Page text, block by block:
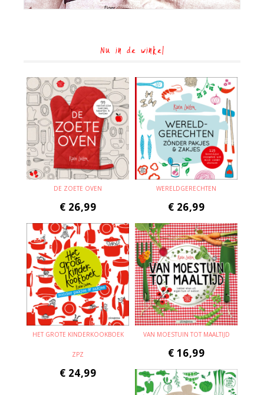
Nu in de winkel
DE ZOETE OVEN
€ 26,99
WERELDGERECHTEN
€ 26,99
HET GROTE KINDERKOOKBOEK
ZPZ
€ 24,99
VAN MOESTUIN TOT MAALTIJD
€ 16,99